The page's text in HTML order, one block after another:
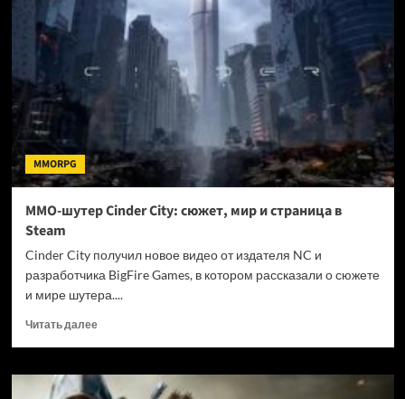
ретро-
стиле
Dimraeth
получила
дату
релиза
MMORPG
MMO-шутер Cinder City: сюжет, мир и страница в
Steam
Cinder City получил новое видео от издателя NC и
разработчика BigFire Games, в котором рассказали о сюжете
и мире шутера....
Читать далееПрочитать
MMO-
шутер